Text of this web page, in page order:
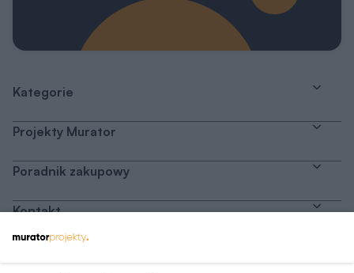
Kategorie
Projekty Murator
Poradnik zakupowy
Kontakt